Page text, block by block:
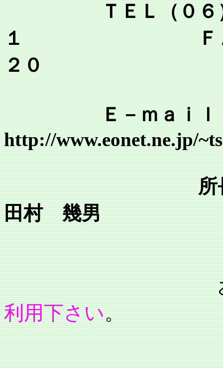
ＴＥＬ（０６）６
１ ＦＡＸ（０
２０
Ｅ－ｍａｉｌ
http://www.eonet.ne.jp/
所
田村 幾男
利用下さい。